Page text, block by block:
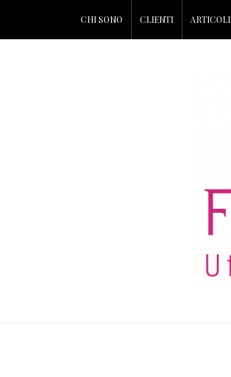
CHI SONO CLIENTI ARTICOLI